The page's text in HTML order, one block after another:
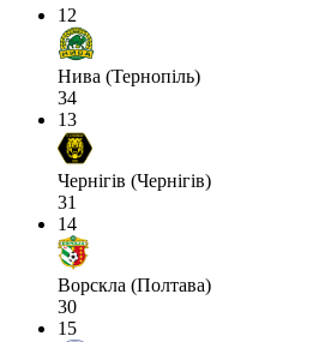
12
Нива (Тернопіль)
34
13
Чернігів (Чернігів)
31
14
Ворскла (Полтава)
30
15